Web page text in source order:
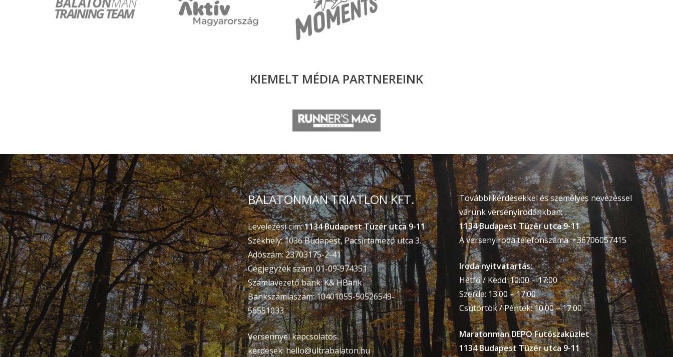
KIEMELT MÉDIA PARTNEREINK
BALATONMAN TRIATLON KFT.
Levelezési cím:1134 Budapest Tüzér utca 9-11
Székhely: 1036 Budapest, Pacsirtamező utca 3.
Adószám: 23703175-2-41
Cégjegyzék szám: 01-09-974351
Számlavezető bank: K& HBank
Bankszámlaszám: 10401055-50526549-
56551033
Versennyel kapcsolatos
kérdések:hello@ultrabalaton.hu
További kérdésekkel és személyes nevezéssel
várunk versenyirodánkban:
1134 Budapest Tüzér utca 9-11
A versenyiroda telefonszáma: +36706057415
Iroda nyitvatartás:
Hétfő / Kedd: 10:00 – 17:00
Szerda: 13:00 – 17:00
Csütörtök / Péntek: 10:00 – 17:00
Maratonman DEPO Futószaküzlet
1134 Budapest Tüzér utca 9-11